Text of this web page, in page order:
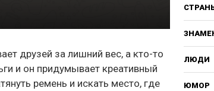
друзей за лишний вес, а кто-то
и он придумывает креативный
ремень и искать место, где
ЛЮДИ
ЮМОР